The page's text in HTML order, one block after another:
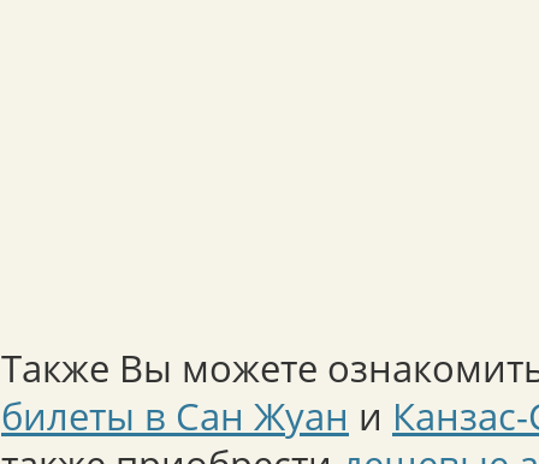
Также Вы можете
билеты в Сан Жуан и